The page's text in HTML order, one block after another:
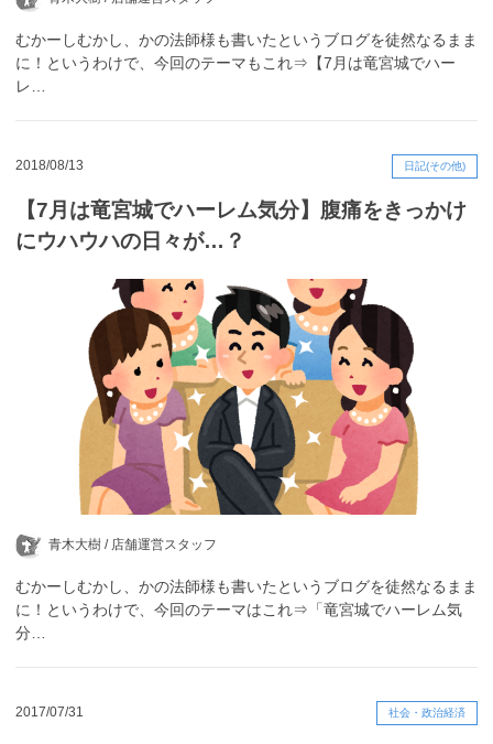
むかーしむかし、かの法師様も書いたというブログを徒然なるまま
に！というわけで、今回のテーマもこれ⇒【7月は竜宮城でハー
レ…
2018/08/13 日記(その他)
【7月は竜宮城でハーレム気分】腹痛をきっかけ
にウハウハの日々が…？
青木大樹 / 店舗運営スタッフ
むかーしむかし、かの法師様も書いたというブログを徒然なるまま
に！というわけで、今回のテーマはこれ⇒「竜宮城でハーレム気
分…
2017/07/31 社会・政治経済